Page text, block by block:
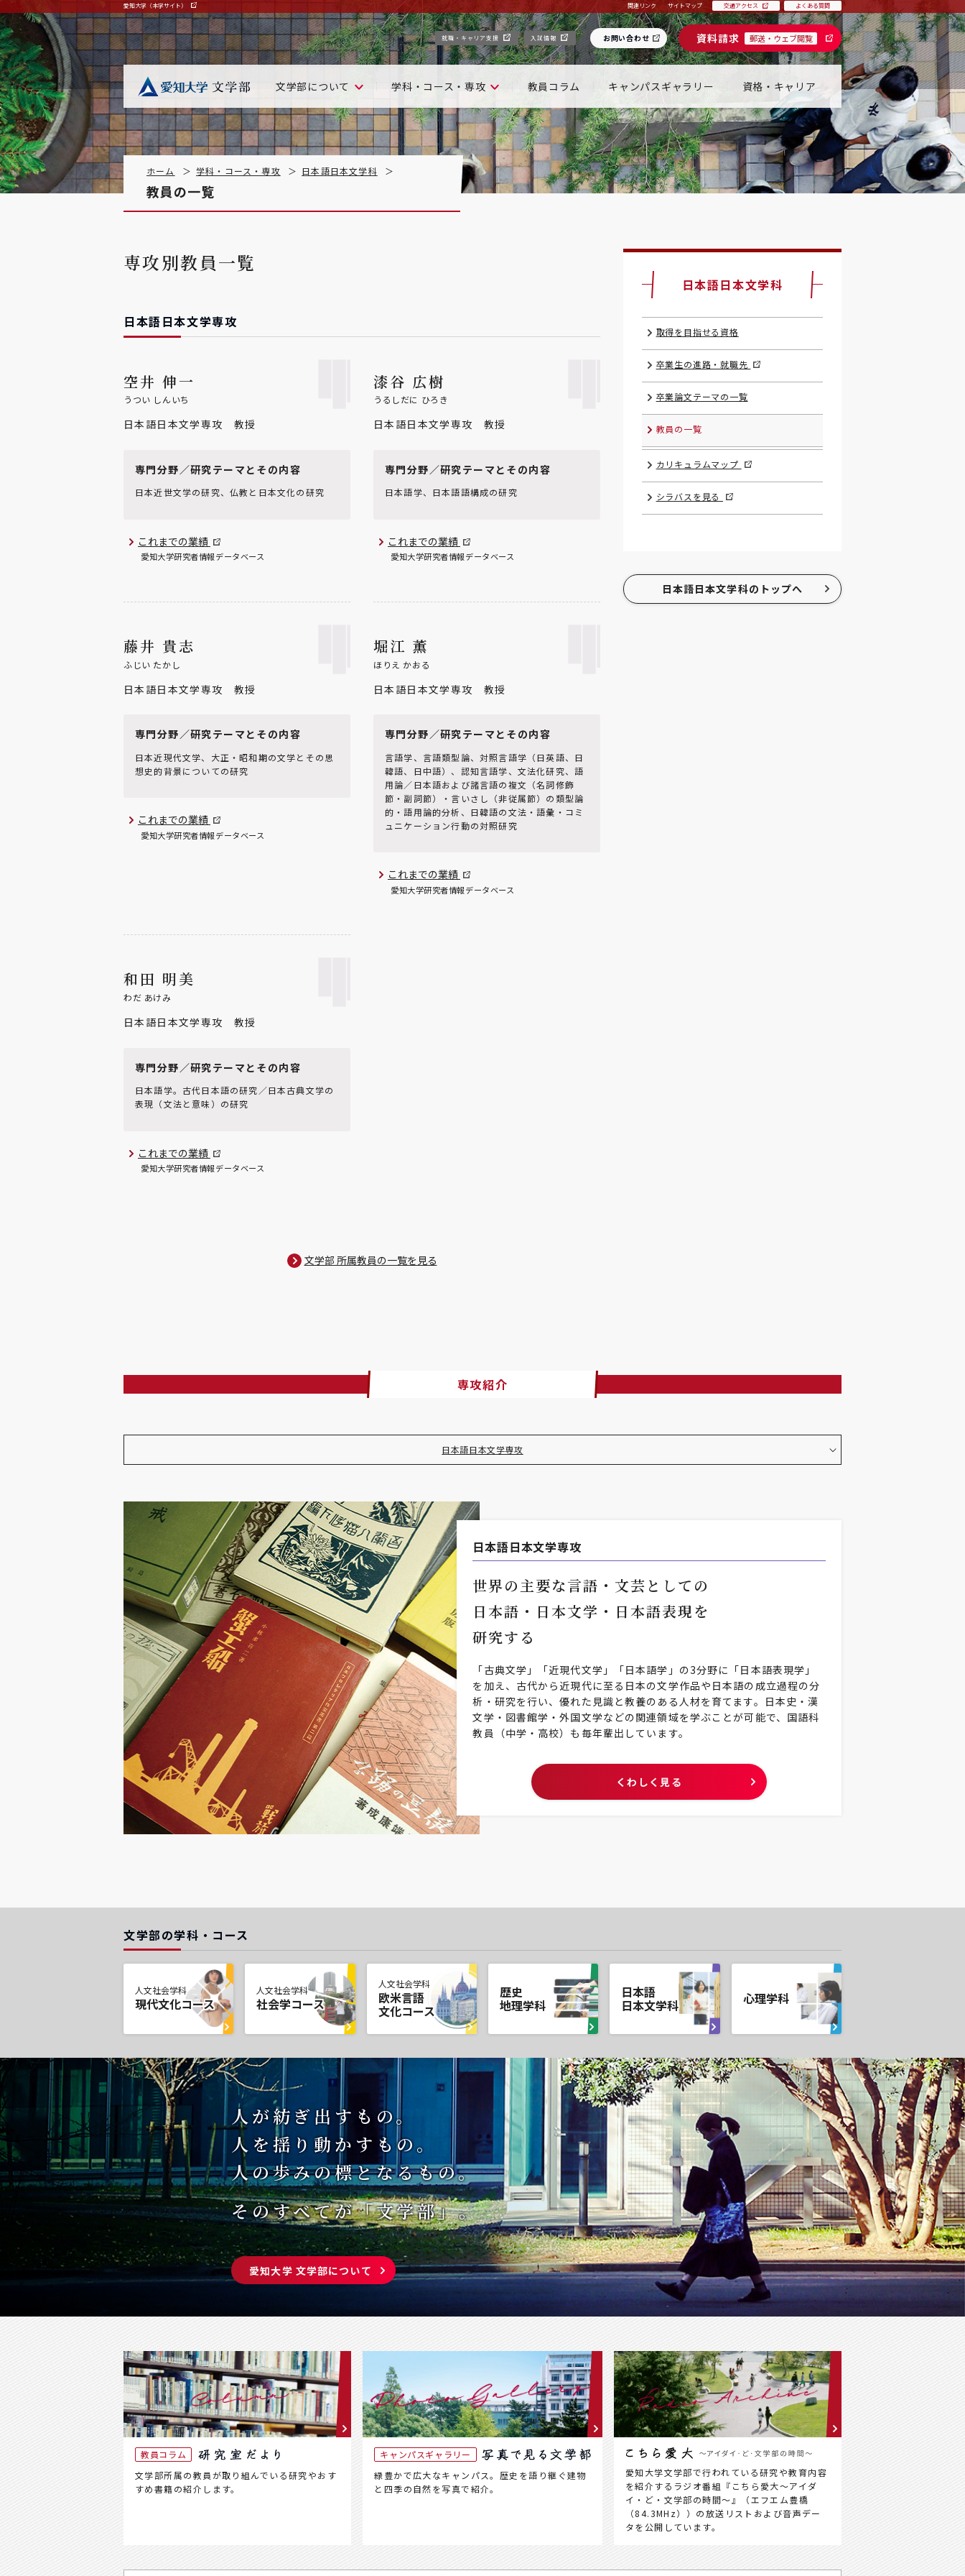
文学部について 学科・コース・専攻 教員コラム キャンパスギャラリー 資格・キャリア
就職・キャリア支援 入試情報
関連リンク サイトマップ 交通アクセス よくある質問
お問い合わせ 資料請求 郵送・ウェブ閲覧
愛知大学（本学サイト）
ホーム 学科・コース・専攻 日本語日本文学科
教員の一覧
専攻別教員一覧
日本語日本文学専攻
空井 伸一
うつい しんいち
日本語日本文学専攻 教授
専門分野／研究テーマとその内容
日本近世文学の研究、仏教と日本文化の研究
これまでの業績
愛知大学研究者情報データベース
漆谷 広樹
うるしだに ひろき
日本語日本文学専攻 教授
専門分野／研究テーマとその内容
日本語学、日本語語構成の研究
これまでの業績
愛知大学研究者情報データベース
藤井 貴志
ふじい たかし
日本語日本文学専攻 教授
専門分野／研究テーマとその内容
日本近現代文学、大正・昭和期の文学とその思
想史的背景についての研究
これまでの業績
愛知大学研究者情報データベース
堀江 薫
ほりえ かおる
日本語日本文学専攻 教授
専門分野／研究テーマとその内容
言語学、言語類型論、対照言語学（日英語、日
韓語、日中語）、認知言語学、文法化研究、語
用論／日本語および諸言語の複文（名詞修飾
節・副詞節）・言いさし（非従属節）の類型論
的・語用論的分析、日韓語の文法・語彙・コミ
ュニケーション行動の対照研究
これまでの業績
愛知大学研究者情報データベース
和田 明美
わだ あけみ
日本語日本文学専攻 教授
専門分野／研究テーマとその内容
日本語学。古代日本語の研究／日本古典文学の
表現（文法と意味）の研究
これまでの業績
愛知大学研究者情報データベース
文学部 所属教員の一覧を見る
日本語日本文学科
取得を目指せる資格
卒業生の進路・就職先
卒業論文テーマの一覧
教員の一覧
カリキュラムマップ
シラバスを見る
日本語日本文学科のトップへ
専攻紹介
日本語日本文学専攻
日本語日本文学専攻
世界の主要な言語・文芸としての
日本語・日本文学・日本語表現を
研究する
「古典文学」「近現代文学」「日本語学」の3分野に「日本語表現学」
を加え、古代から近現代に至る日本の文学作品や日本語の成立過程の分
析・研究を行い、優れた見識と教養のある人材を育てます。日本史・漢
文学・図書館学・外国文学などの関連領域を学ぶことが可能で、国語科
教員（中学・高校）も毎年輩出しています。
くわしく見る
文学部の学科・コース
人文社会学科
現代文化コース
人文社会学科
社会学コース
人文社会学科
欧米言語
文化コース
歴史
地理学科
日本語
日本文学科 心理学科
人が紡ぎ出すもの。
人を揺り動かすもの。
人の歩みの標となるもの。
そのすべてが「文学部」。
愛知大学 文学部について
教員コラム
文学部所属の教員が取り組んでいる研究やおす
すめ書籍の紹介します。
キャンパスギャラリー
緑豊かで広大なキャンパス。歴史を語り継ぐ建物
と四季の自然を写真で紹介。
愛知大学文学部で行われている研究や教育内容
を紹介するラジオ番組『こちら愛大～アイダ
イ・ど・文学部の時間～』（エフエム豊橋
（84.3MHz））の放送リストおよび音声デー
タを公開しています。